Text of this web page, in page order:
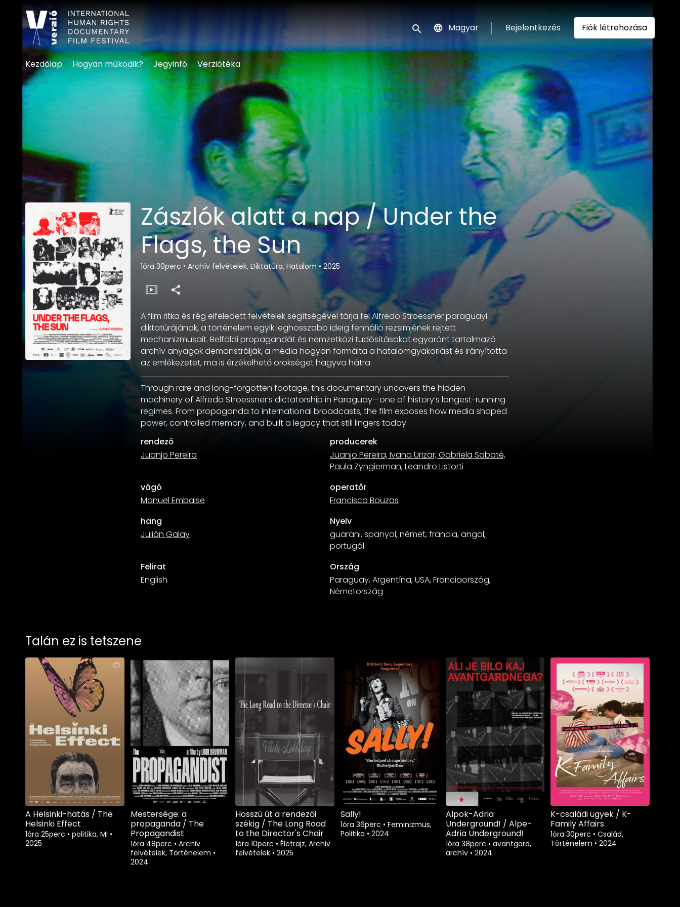
Kisegítő lehetőségek linkek
Keresés indítása
Magyar Bejelentkezés Fiók létrehozása
Kezdőlap Hogyan működik? Jegyinfó Verziótéka
Zászlók alatt a nap / Under the
Flags, the Sun
1óra 30perc • Archív felvételek, Diktatúra, Hatalom • 2025
A film ritka és rég elfeledett felvételek segítségével tárja fel Alfredo Stroessner paraguayi
diktatúrájának, a történelem egyik leghosszabb ideig fennálló rezsimjének rejtett
mechanizmusait. Belföldi propagandát és nemzetközi tudósításokat egyaránt tartalmazó
archív anyagok demonstrálják, a média hogyan formálta a hatalomgyakorlást és irányította
az emlékezetet, ma is érzékelhető örökséget hagyva hátra.
Through rare and long-forgotten footage, this documentary uncovers the hidden
machinery of Alfredo Stroessner’s dictatorship in Paraguay—one of history’s longest-running
regimes. From propaganda to international broadcasts, the film exposes how media shaped
power, controlled memory, and built a legacy that still lingers today.
rendező
Juanjo Pereira
producerek
Juanjo Pereira, Ivana Urizar, Gabriela Sabaté,
Paula Zyngierman, Leandro Listorti
vágó
Manuel Embalse
operatőr
Francisco Bouzas
hang
Julián Galay
Nyelv
guarani, spanyol, német, francia, angol,
portugál
Felirat
English
Ország
Paraguay, Argentína, USA, Franciaország,
Németország
Talán ez is tetszene
A Helsinki-hatás / The
Helsinki Effect
1óra 25perc • politika, MI •
2025
Mestersége: a
propaganda / The
Propagandist
1óra 48perc • Archiv
felvételek, Történelem •
2024
Hosszú út a rendezői
székig / The Long Road
to the Director's Chair
1óra 10perc • Életrajz, Archiv
felvételek • 2025
Sally!
1óra 36perc • Feminizmus,
Politika • 2024
Alpok-Adria
Underground! / Alpe-
Adria Underground!
1óra 38perc • avantgard,
archív • 2024
K-családi ügyek / K-
Family Affairs
1óra 30perc • Család,
Történelem • 2024